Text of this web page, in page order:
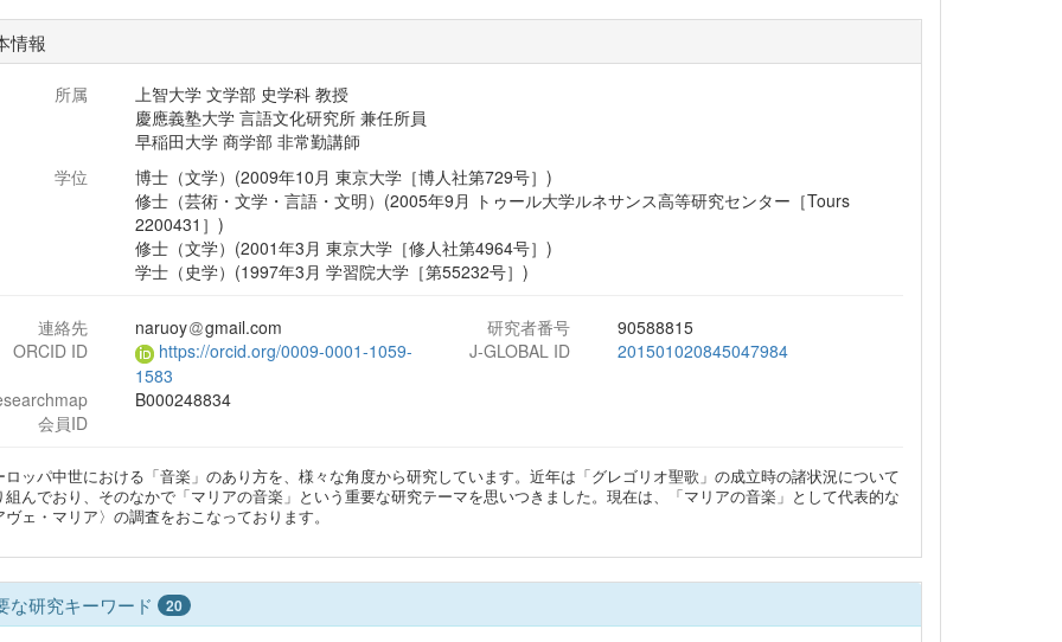
情報
所属
上智大学 文学部 史学科 教授
慶應義塾大学 言語文化研究所 兼任所員
早稲田大学 商学部 非常勤講師
学位
博士（文学）(2009年10月 東京大学［博人社第729号］)
修士（芸術・文学・言語・文明）(2005年9月 トゥール大学ルネサンス高等研究センター［Tours
2200431］)
修士（文学）(2001年3月 東京大学［修人社第4964号］)
学士（史学）(1997年3月 学習院大学［第55232号］)
連絡先 naruoy gmail.com 研究者番号
90588815
ORCID ID
https://orcid.org/0009-0001-1059-
1583
J-GLOBAL ID 201501020845047984
会員ID
B000248834
ロッパ中世における「音楽」のあり方を、様々な角度から研究しています。近年は「グレゴリオ聖歌」の成立時の諸状況について
組んでおり、そのなかで「マリアの音楽」という重要な研究テーマを思いつきました。現在は、「マリアの音楽」として代表的な
ヴェ・マリア〉の調査をおこなっております。
な研究キーワード 20